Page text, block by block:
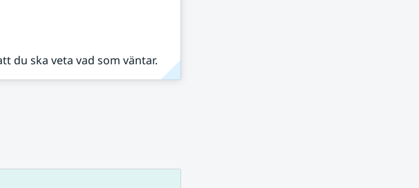
du ska veta vad som väntar.